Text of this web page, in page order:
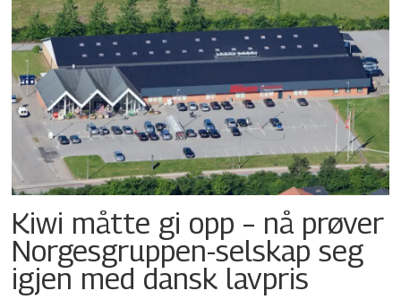
Kiwi måtte gi opp – nå prøver
Norgesgruppen-selskap seg
igjen med dansk lavpris